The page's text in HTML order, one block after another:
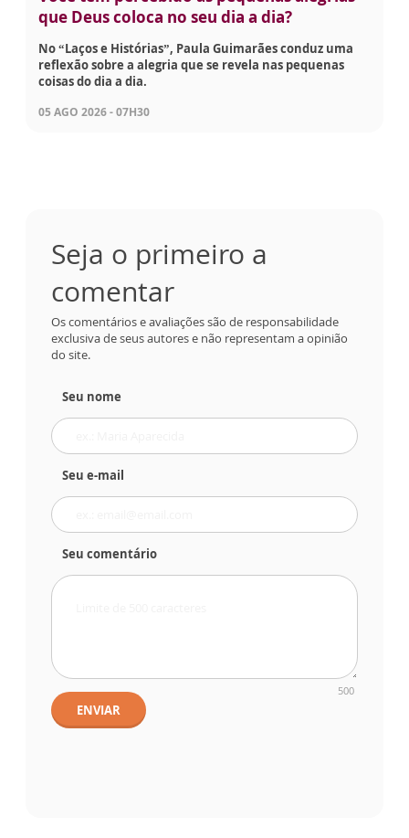
que Deus coloca no seu dia a dia?
No “Laços e Histórias”, Paula Guimarães conduz uma
reflexão sobre a alegria que se revela nas pequenas
coisas do dia a dia.
05 AGO 2026 - 07H30
Seja o primeiro a
comentar
Os comentários e avaliações são de responsabilidade
exclusiva de seus autores e não representam a opinião
do site.
Seu nome
Seu e-mail
Seu comentário
500
ENVIAR